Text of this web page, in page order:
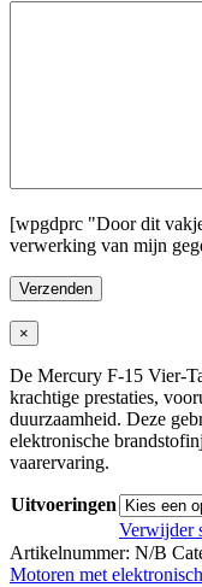
[wpgdprc "Door dit
verwerking van mijn
×
De Mercury F-15 Vier-
krachtige prestaties,
duurzaamheid. Deze
elektronische
vaarervaring.
Uitvoeringen
Verwijder
Artikelnummer: N/B
Motoren met